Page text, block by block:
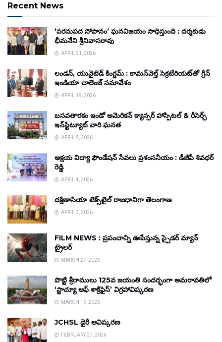
Recent News
‘పరమపద సోపానం’ ఘనవిజయం సాధిస్తుంది : దర్శకుడు
భీమనేని శ్రీనివాసరావు
APRIL 21, 2026
లండన్, యునైటెడ్ కింగ్డమ్ : కామన్‌వెల్త్ సెక్రటేరియట్‌తో గ్రీన్
ఇండియా చాలెంజ్ సమావేశం
APRIL 19, 2026
బసవతారకం ఇండో అమెరికన్ క్యాన్సర్ హాస్పిటల్ & రీసెర్చ్
ఇన్‌స్టిట్యూట్ వారి ఘనత
APRIL 8, 2026
అక్షయ విద్యా ఫౌండేషన్ సేవలు ప్రశంసనీయం : డీజీపీ శివధర్
రెడ్డి
APRIL 4, 2026
దక్షిణాసియా టెక్స్‌టైల్ రాజధానిగా తెలంగాణ
APRIL 3, 2026
FILM NEWS : ప్రపంచాన్ని ఊపేస్తున్న స్పైడర్ మ్యాన్
ట్రైలర్
MARCH 27, 2026
పొట్టి శ్రీరాములు 125వ జయంతి సందర్భంగా అమరావతిలో
‘స్టాచ్యూ ఆఫ్ శాక్రిఫైస్’ విగ్రహావిష్కరణ
MARCH 16, 2026
JCHSL డైరీ ఆవిష్కరణ
FEBRUARY 27, 2026